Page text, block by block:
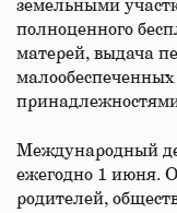
земельными
полноценного
матерей, выдача
Международный
ежегодно 1 июня.
родителей,